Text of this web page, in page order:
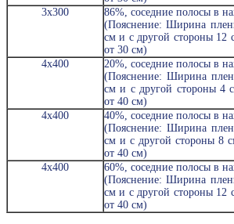
3х300
86%, соседние полосы в
(Пояснение: Ширина
см и с другой стороны 12
от 30 см)
4х400
20%, соседние полосы в
(Пояснение: Ширина
см и с другой стороны 4
от 40 см)
4х400
40%, соседние полосы в
(Пояснение: Ширина
см и с другой стороны 8
от 40 см)
4х400
60%, соседние полосы в
(Пояснение: Ширина
см и с другой стороны 12
от 40 см)